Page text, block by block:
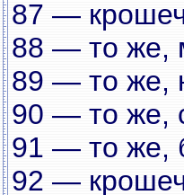
87 —
88 — то же,
89 — то же,
90 — то же,
91 — то же,
92 —